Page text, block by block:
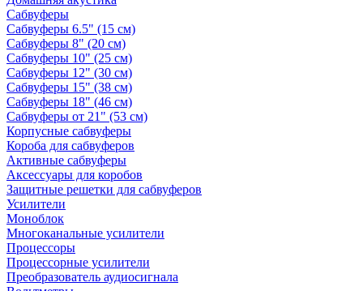
Сабвуферы
Сабвуферы 6.5" (15 см)
Сабвуферы 8" (20 см)
Сабвуферы 10" (25 см)
Сабвуферы 12" (30 см)
Сабвуферы 15" (38 см)
Сабвуферы 18" (46 см)
Сабвуферы от 21" (53 см)
Корпусные сабвуферы
Короба для сабвуферов
Активные сабвуферы
Аксессуары для коробов
Защитные решетки для сабвуферов
Усилители
Моноблок
Многоканальные усилители
Процессоры
Процессорные усилители
Преобразователь аудиосигнала